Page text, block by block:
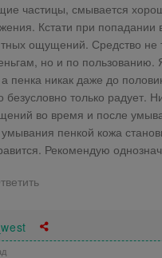
частицы, смывается
Кстати при попадании
ощущений. Средство не
но и по пользованию.
пенка никак даже до
только радует.
во время и после
пенкой кожа
Рекомендую